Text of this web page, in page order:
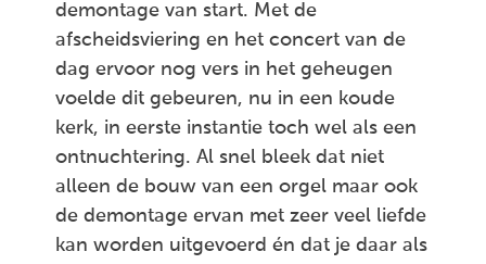
demontage van start. Met de
afscheidsviering en het concert van de
dag ervoor nog vers in het geheugen
voelde dit gebeuren, nu in een koude
kerk, in eerste instantie toch wel als een
ontnuchtering. Al snel bleek dat niet
alleen de bouw van een orgel maar ook
de demontage ervan met zeer veel liefde
kan worden uitgevoerd én dat je daar als